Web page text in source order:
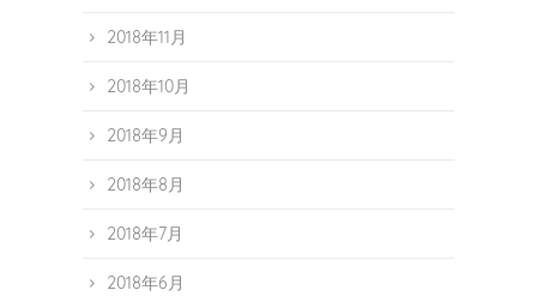
2018年11月
2018年10月
2018年9月
2018年8月
2018年7月
2018年6月